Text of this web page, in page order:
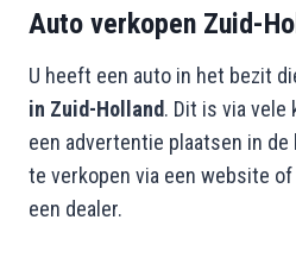
Auto verkopen Zuid-
U heeft een auto in het bezit
in Zuid-Holland. Dit is via vele
een advertentie plaatsen in
te verkopen via een website
een dealer.